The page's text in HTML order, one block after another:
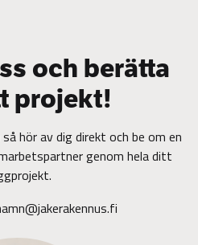
och berätta
projekt!
hör av dig direkt och be om en
genom hela ditt